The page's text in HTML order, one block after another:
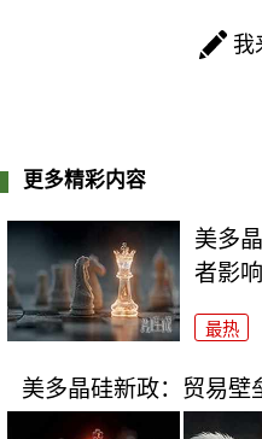
我
更多精彩内容
美多
者影响
最热
美多晶硅新政：贸易壁